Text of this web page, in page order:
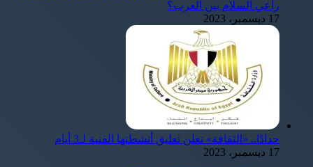
راعي السلام بين العرب؟
17 ديسمبر، 2023
حدادًا.. «الثقافة» تعلن تعليق أنشطتها الفنية لـ3 أيام
17 ديسمبر، 2023